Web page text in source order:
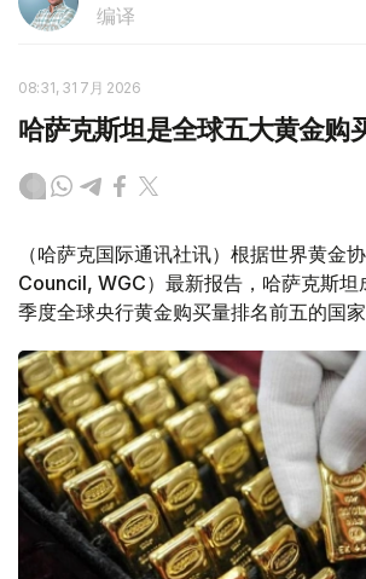
编译
08:31, 31 7月 2026
哈萨克斯坦是全球五大黄金购
（哈萨克国际通讯社讯）根据世界黄金
Council, WGC）最新报告，哈萨克斯
季度全球央行黄金购买量排名前五的国家